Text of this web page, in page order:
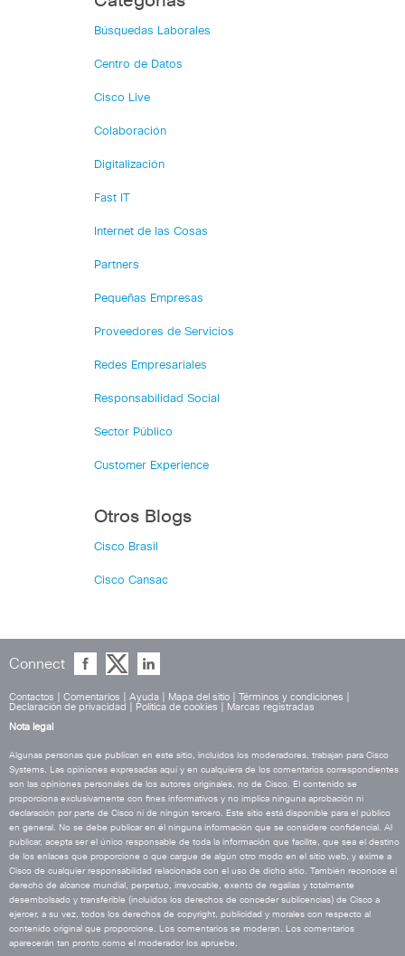
Búsquedas Laborales
Centro de Datos
Cisco Live
Colaboración
Digitalización
Fast IT
Internet de las Cosas
Partners
Pequeñas Empresas
Proveedores de Servicios
Redes Empresariales
Responsabilidad Social
Sector Público
Customer Experience
Otros Blogs
Cisco Brasil
Cisco Cansac
Connect
Contactos Comentarios Ayuda Mapa del sitio Términos y condiciones
Declaración de privacidad
Política de cookies
Marcas registradas
Nota legal
Algunas personas que publican en este sitio, incluidos los moderadores, trabajan para Cisco
Systems. Las opiniones expresadas aquí y en cualquiera de los comentarios correspondientes
son las opiniones personales de los autores originales, no de Cisco. El contenido se
proporciona exclusivamente con fines informativos y no implica ninguna aprobación ni
declaración por parte de Cisco ni de ningún tercero. Este sitio está disponible para el público
en general. No se debe publicar en él ninguna información que se considere confidencial. Al
publicar, acepta ser el único responsable de toda la información que facilite, que sea el destino
de los enlaces que proporcione o que cargue de algún otro modo en el sitio web, y exime a
Cisco de cualquier responsabilidad relacionada con el uso de dicho sitio. También reconoce el
derecho de alcance mundial, perpetuo, irrevocable, exento de regalías y totalmente
desembolsado y transferible (incluidos los derechos de conceder sublicencias) de Cisco a
ejercer, a su vez, todos los derechos de copyright, publicidad y morales con respecto al
contenido original que proporcione. Los comentarios se moderan. Los comentarios
aparecerán tan pronto como el moderador los apruebe.